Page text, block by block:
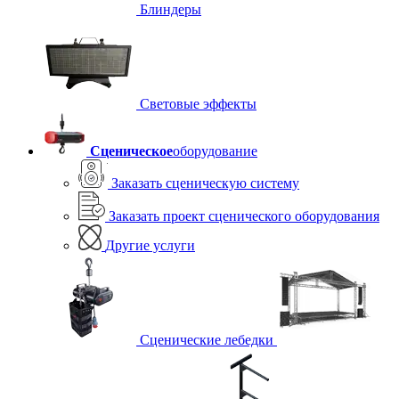
Блиндеры
Световые эффекты
Сценическоеоборудование
Заказать сценическую систему
Заказать проект сценического оборудования
Другие услуги
Сценические лебедки